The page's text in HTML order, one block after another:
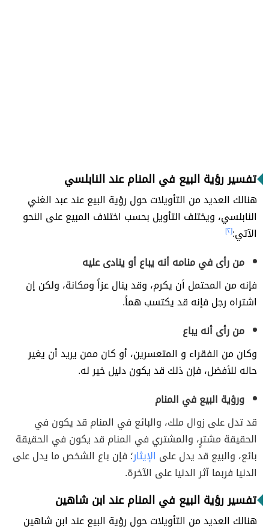
تفسير رؤية البيع في المنام عند النابلسي
هنالك العديد من التأويلات حول رؤية البيع عند عبد الغني
النابلسي، ويختلف التأويل بحسب اختلاف المبيع على النحو
الآتي:[٢]
من رأى في منامه أنه يباع أو ينادى عليه
فإنه من المحتمل أن يكرم، وقد ينال عزاً ومكانة، ولكن إن
اشتراه رجل فإنه قد يكتسب هماً.
من رأى أنه يباع
وكان من الفقراء و المتعسرين، أو كان ممن يريد أن يغير
حاله للأفضل، فإن ذلك قد يكون دليل خير له.
ورؤية البيع في المنام
قد تدل على زوال ملك، والبائع في المنام قد يكون في
الحقيقة مشترٍ، والمشتري في المنام قد يكون في الحقيقة
بائع، والبيع قد يدل على الإيثار؛ فإن باع الشخص ما يدل على
الدنيا فربما آثر الدنيا على الآخرة.
تفسير رؤية البيع في المنام عند ابن شاهين
هنالك العديد من التأويلات حول رؤية البيع عند ابن شاهين